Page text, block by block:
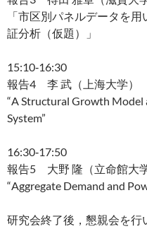
「市区別パネルデータを
証分析（仮題）」
15:10‐16:30
報告4 李 武（上海大学）
“A Structural Growth Model
System”
16:30‐17:50
報告5 大野 隆（立命館大学
“Aggregate Demand and
研究会終了後，懇親会を行